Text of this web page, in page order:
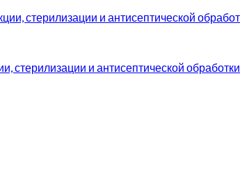
и антисептической обработки